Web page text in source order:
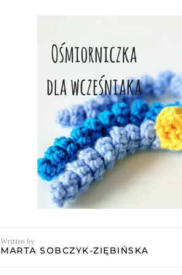
Written by
MARTA SOBCZYK-ZIĘBIŃSKA